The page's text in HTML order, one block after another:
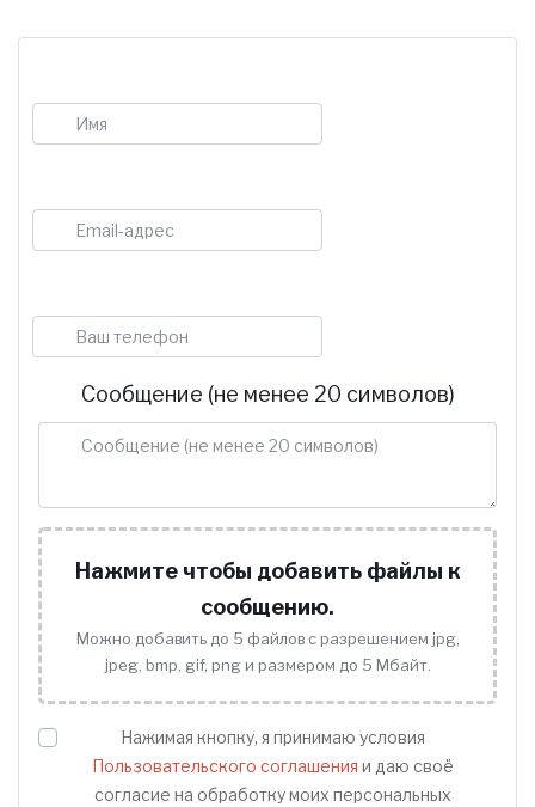
Сообщение (не менее 20 символов)
Нажмите чтобы добавить файлы к
сообщению.
Можно добавить до 5 файлов с разрешением jpg,
jpeg, bmp, gif, png и размером до 5 Мбайт.
Нажимая кнопку, я принимаю условия
Пользовательского соглашения и даю своё
согласие на обработку моих персональных